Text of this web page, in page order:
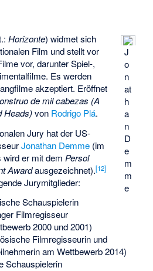
J
o
n
at
h
a
n
D
e
m
m
e
Horizonte) widmet sich
Film und stellt vor
vor, darunter Spiel-,
Es werden
akzeptiert. Eröffnet
de mil cabezas (A
Heads)von Rodrigo Plá.
Jury hat der US-
Jonathan Demme (im
wird er mit demPersol
Awardausgezeichnet).[12]
Jurymitglieder:
Schauspielerin
Filmregisseur
2000 und 2001)
Filmregisseurin und
am Wettbewerb 2014)
Schauspielerin